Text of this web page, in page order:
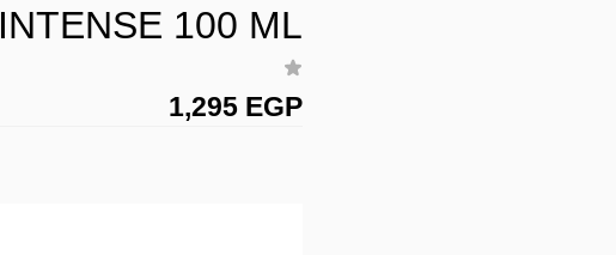
INTENSE 100 ML
1,295 EGP